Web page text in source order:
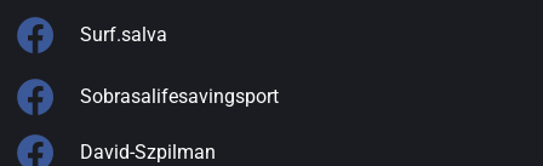
Surf.salva
Sobrasalifesavingsport
David-Szpilman